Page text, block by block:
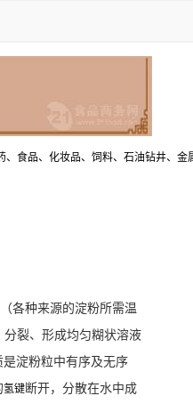
食品、化妆品、饲料、石油钻井、金
各种来源的淀粉所需温
裂、形成均匀糊状溶液
淀粉粒中有序及无序
氢键断开，分散在水中成